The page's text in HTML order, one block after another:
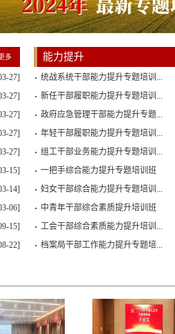
多
27]
27]
27]
27]
27]
15]
14]
06]
15]
22]
能力提升
统战系统干部能力提升专题培训...
新任干部履职能力提升专题培训...
政府应急管理干部能力提升专题...
年轻干部履职能力提升专题培训...
组工干部业务能力提升专题培训...
一把手综合能力提升专题培训班
妇女干部综合能力提升专题培训...
中青年干部综合素质提升培训班
工会干部综合素质能力提升培训...
档案局干部工作能力提升专题培...